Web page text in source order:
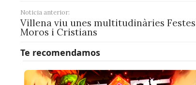
Noticia anterior:
Villena viu unes multitudinàries
Moros i Cristians